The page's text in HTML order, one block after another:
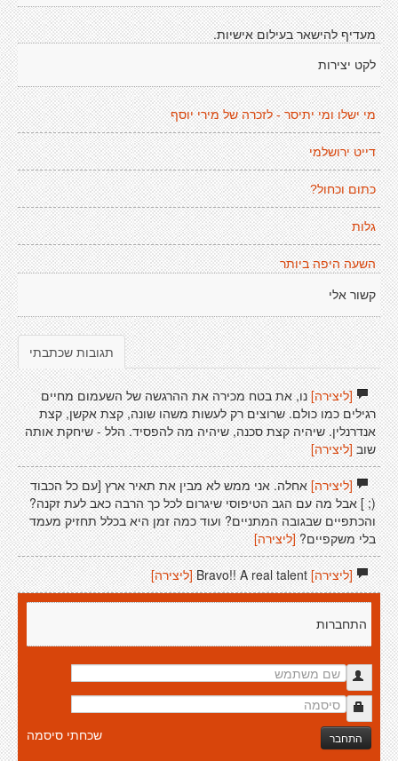
מעדיף להישאר בעילום אישיות.
לקט יצירות
מי ישלו ומי יתיסר - לזכרה של מירי יוסף
דייט ירושלמי
כתום וכחול?
גלות
השעה היפה ביותר
קשור אלי
תגובות שכתבתי
[ליצירה]נו, את בטח מכירה את ההרגשה של השעמום מחיים
רגילים כמו כולם. שרוצים רק לעשות משהו שונה, קצת אקשן, קצת
אנדרנלין. שיהיה קצת סכנה, שיהיה מה להפסיד. הלל - שיחקת אותה
שוב[ליצירה]
[ליצירה]אחלה. אני ממש לא מבין את תאיר ארץ [עם כל הכבוד
(; ] אבל מה עם הגב הטיפוסי שיגרום לכל כך הרבה כאב לעת זקנה?
והכתפיים שבגובה המתניים? ועוד כמה זמן היא בכלל תחזיק מעמד
בלי משקפיים? [ליצירה]
[ליצירה]Bravo!! A real talent [ליצירה]
התחברות
התחבר שכחתי סיסמה